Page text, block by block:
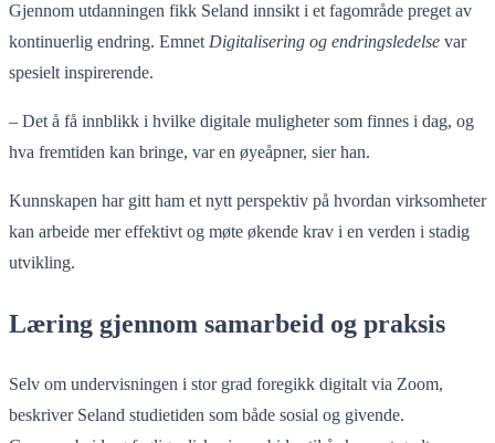
Gjennom utdanningen fikk Seland innsikt i et fagområde preget av
kontinuerlig endring. Emnet Digitalisering og endringsledelse var
spesielt inspirerende.
– Det å få innblikk i hvilke digitale muligheter som finnes i dag, og
hva fremtiden kan bringe, var en øyeåpner, sier han.
Kunnskapen har gitt ham et nytt perspektiv på hvordan virksomheter
kan arbeide mer effektivt og møte økende krav i en verden i stadig
utvikling.
Læring gjennom samarbeid og praksis
Selv om undervisningen i stor grad foregikk digitalt via Zoom,
beskriver Seland studietiden som både sosial og givende.